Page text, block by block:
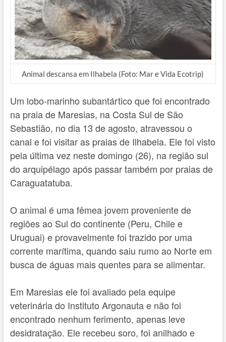
Animal descansa em Ilhabela (Foto: Mar e Vida Ecotrip)
Um lobo-marinho subantártico que foi encontrado
na praia de Maresias, na Costa Sul de São
Sebastião, no dia 13 de agosto, atravessou o
canal e foi visitar as praias de Ilhabela. Ele foi visto
pela última vez neste domingo (26), na região sul
do arquipélago após passar também por praias de
Caraguatatuba.
O animal é uma fêmea jovem proveniente de
regiões ao Sul do continente (Peru, Chile e
Uruguai) e provavelmente foi trazido por uma
corrente marítima, quando saiu rumo ao Norte em
busca de águas mais quentes para se alimentar.
Em Maresias ele foi avaliado pela equipe
veterinária do Instituto Argonauta e não foi
encontrado nenhum ferimento, apenas leve
desidratação. Ele recebeu soro, foi anilhado e